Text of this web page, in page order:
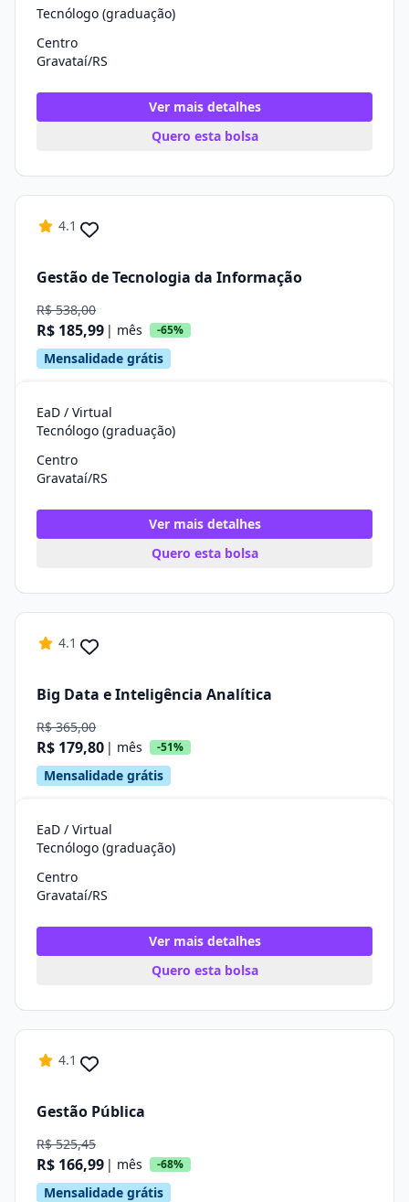
Tecnólogo (graduação)
Centro
Gravataí/RS
Ver mais detalhes
Quero esta bolsa
4.1
Gestão de Tecnologia da Informação
R$ 538,00
R$ 185,99 | mês -65%
Mensalidade grátis
EaD / Virtual
Tecnólogo (graduação)
Centro
Gravataí/RS
Ver mais detalhes
Quero esta bolsa
4.1
Big Data e Inteligência Analítica
R$ 365,00
R$ 179,80 | mês -51%
Mensalidade grátis
EaD / Virtual
Tecnólogo (graduação)
Centro
Gravataí/RS
Ver mais detalhes
Quero esta bolsa
4.1
Gestão Pública
R$ 525,45
R$ 166,99 | mês -68%
Mensalidade grátis